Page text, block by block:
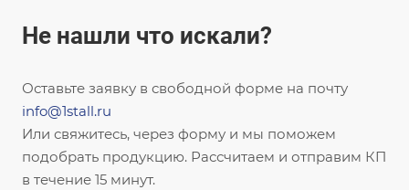
Не нашли что искали?
Оставьте заявку в свободной форме на почту
info@1stall.ru
Или свяжитесь, через форму и мы поможем
подобрать продукцию. Рассчитаем и отправим КП
в течение 15 минут.